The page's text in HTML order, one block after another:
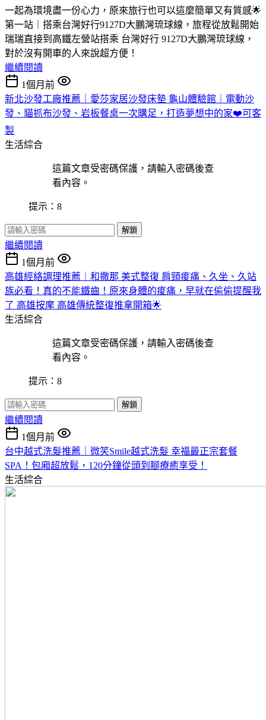
一起為環境盡一份心力，原來旅行也可以這麼簡單又有質感🌟
第一站｜搭乘台灣好行9127D大鵬灣琉球線，旅程從放鬆開始
瑞瑞直接到高鐵左營站搭乘 台灣好行 9127D大鵬灣琉球線，
對於沒有開車的人來說超方便！
繼續閱讀
1個月前
新北沙發工廠推薦｜愛莎家居沙發床墊 龜山體驗館｜電動沙
發、貓抓布沙發、岩板餐桌一次購足，打造夢想中的家❤️可客
製
生活綜合
這篇文章受密碼保護，請輸入密碼後查
看內容。
提示：8
解鎖
繼續閱讀
1個月前
高雄經絡調理推薦｜和撒那 美式整復 肩頸痠痛、久坐、久站
族必看！真的不能鐵齒！原來身體的痠痛，早就在偷偷提醒我
了 高雄按摩 高雄傳統整復推拿開箱🌟
生活綜合
這篇文章受密碼保護，請輸入密碼後查
看內容。
提示：8
解鎖
繼續閱讀
1個月前
台中越式洗髮推薦｜微笑Smile越式洗髮 幸福最正宗套餐
SPA！包廂超放鬆，120分鐘從頭到腳療癒享受！
生活綜合